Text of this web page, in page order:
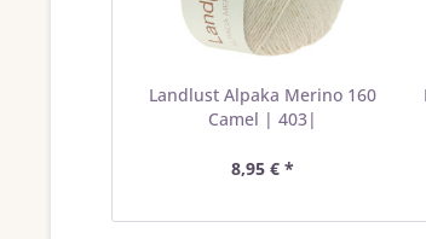
Landlust Alpaka Merino 160
Camel | 403|
8,95 € *